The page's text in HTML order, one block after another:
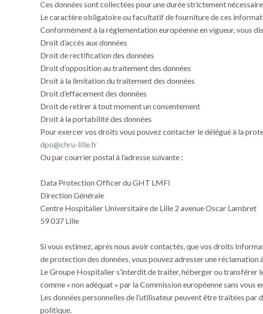
Ces données sont collectées pour une durée strictement
Le caractère obligatoire ou facultatif de fourniture de ces
Conformément à la réglementation européenne en vigueur, vous
Droit d’accès aux données
Droit de rectification des données
Droit d’opposition au traitement des données
Droit à la limitation du traitement des données
Droit d’effacement des données
Droit de retirer à tout moment un consentement
Droit à la portabilité des données
Pour exercer vos droits vous pouvez contacter le délégué à la
dpo@chru-lille.fr
Ou par courrier postal à l’adresse suivante :
Data Protection Officer du GHT LMFI
Direction Générale
Centre Hospitalier Universitaire de Lille 2 avenue Oscar Lambret
59 037 Lille
Si vous estimez, après nous avoir contactés, que vos droits
de protection des données, vous pouvez adresser une réclamation
Le Groupe Hospitalier s’interdit de traiter, héberger ou transférer
comme « non adéquat » par la Commission européenne sans vous
Les données personnelles de l’utilisateur peuvent être traitées
politique.